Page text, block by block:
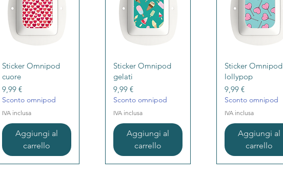
Vista rapida
Sticker Omnipod
cuore
Prezzo
9,99 €
Sconto omnipod
IVA inclusa
Aggiungi al
carrello
Vista rapida
Sticker Omnipod
gelati
Prezzo
9,99 €
Sconto omnipod
IVA inclusa
Aggiungi al
carrello
Vista rapida
Sticker Omnipod
lollypop
Prezzo
9,99 €
Sconto omnipod
IVA inclusa
Aggiungi al
carrello